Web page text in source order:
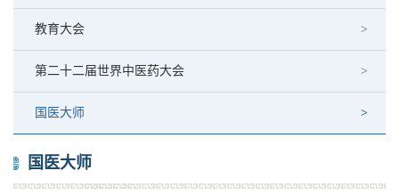
教育大会
第二十二届世界中医药大会
国医大师
国医大师